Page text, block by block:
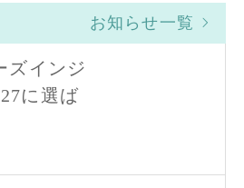
お知らせ一覧
ズインジ
に選ば